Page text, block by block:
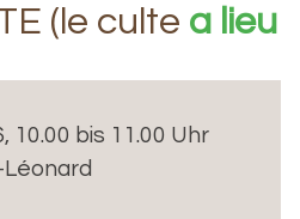
(le culte a lieu
10.00 bis 11.00 Uhr